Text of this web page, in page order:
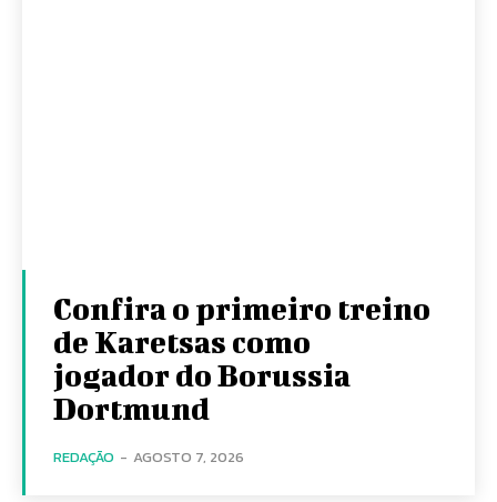
Confira o primeiro treino
de Karetsas como
jogador do Borussia
Dortmund
REDAÇÃO - AGOSTO 7, 2026